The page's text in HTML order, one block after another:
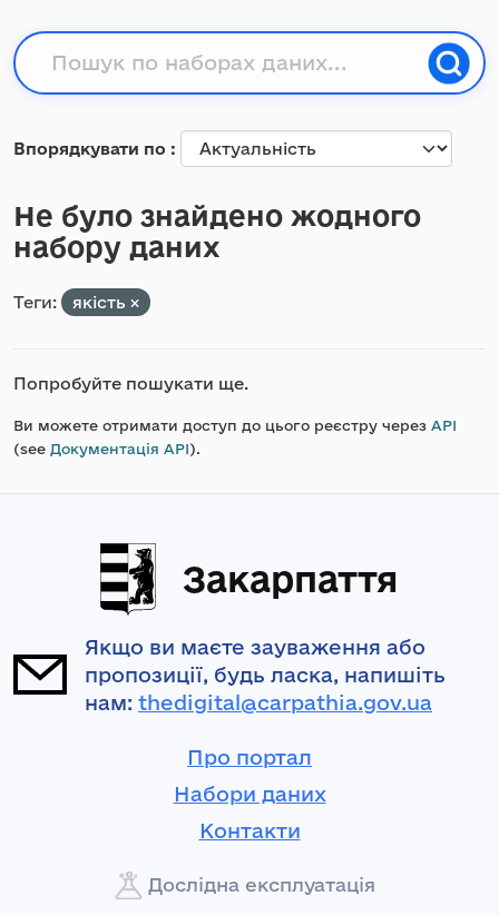
Впорядкувати по
Не було знайдено жодного
набору даних
Теги: якість
Попробуйте пошукати ще.
Ви можете отримати доступ до цього реєстру через API
(see Документація API).
Закарпаття
Якщо ви маєте зауваження або
пропозиції, будь ласка, напишіть
нам: thedigital@carpathia.gov.ua
Про портал
Набори даних
Контакти
Дослідна експлуатація